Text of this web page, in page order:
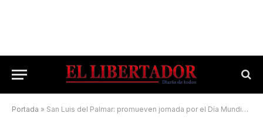
Portada » San Luis del Palmar: promueven jornada por el Día Mundial contra la Trata de Personas